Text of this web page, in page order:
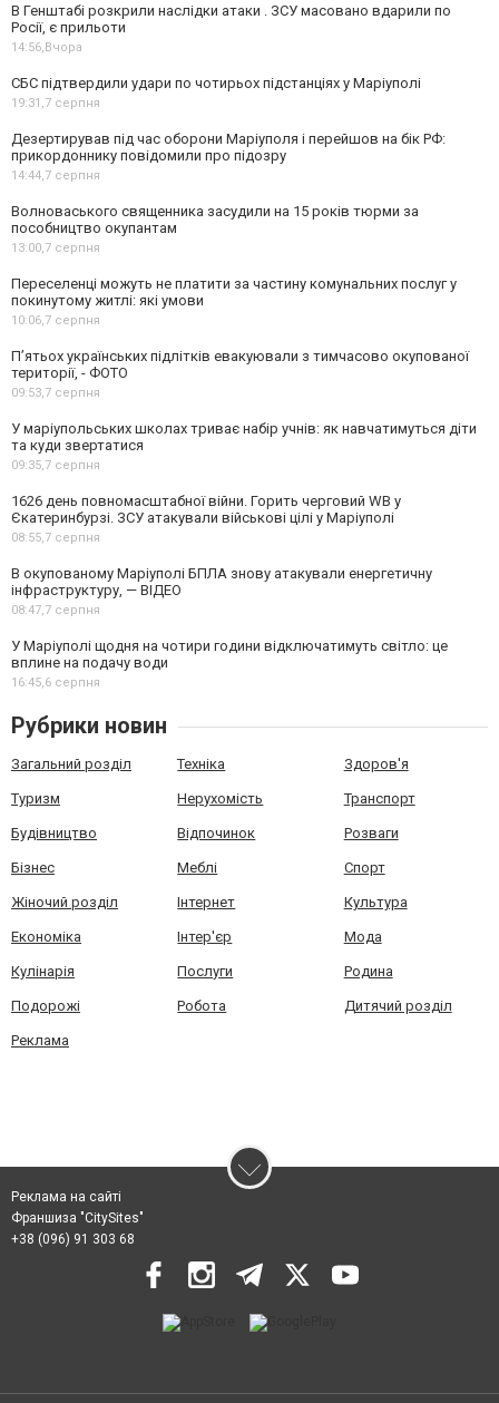
В Генштабі розкрили наслідки атаки . ЗСУ масовано вдарили по
Росії, є прильоти
14:56,Вчора
СБС підтвердили удари по чотирьох підстанціях у Маріуполі
19:31,7 серпня
Дезертирував під час оборони Маріуполя і перейшов на бік РФ:
прикордоннику повідомили про підозру
14:44,7 серпня
Волноваського священника засудили на 15 років тюрми за
пособництво окупантам
13:00,7 серпня
Переселенці можуть не платити за частину комунальних послуг у
покинутому житлі: які умови
10:06,7 серпня
П’ятьох українських підлітків евакуювали з тимчасово окупованої
території, - ФОТО
09:53,7 серпня
У маріупольських школах триває набір учнів: як навчатимуться діти
та куди звертатися
09:35,7 серпня
1626 день повномасштабної війни. Горить черговий WB у
Єкатеринбурзі. ЗСУ атакували військові цілі у Маріуполі
08:55,7 серпня
В окупованому Маріуполі БПЛА знову атакували енергетичну
інфраструктуру, — ВІДЕО
08:47,7 серпня
У Маріуполі щодня на чотири години відключатимуть світло: це
вплине на подачу води
16:45,6 серпня
Рубрики новин
Загальний розділ Техніка Здоров'я
Туризм Нерухомість Транспорт
Будівництво Відпочинок Розваги
Бізнес Меблі Спорт
Жіночий розділ Інтернет Культура
Економіка Інтер'єр Мода
Кулінарія Послуги Родина
Подорожі Робота Дитячий розділ
Реклама
Реклама на сайті
Франшиза "CitySites"
+38 (096) 91 303 68